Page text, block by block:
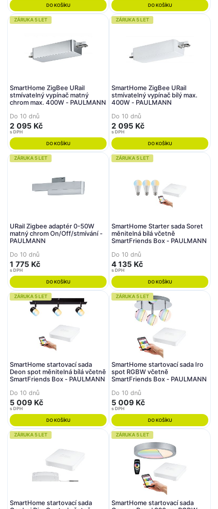
DO KOŠÍKU DO KOŠÍKU
ZÁRUKA 5 LET
SmartHome ZigBee URail
stmívatelný vypínač matný
chrom max. 400W - PAULMANN
Do 10 dnů
2 095 Kč
s DPH
DO KOŠÍKU
ZÁRUKA 5 LET
SmartHome ZigBee URail
stmívatelný vypínač bílý max.
400W - PAULMANN
Do 10 dnů
2 095 Kč
s DPH
DO KOŠÍKU
ZÁRUKA 5 LET
URail Zigbee adaptér 0-50W
matný chrom On/Off/stmívání -
PAULMANN
Do 10 dnů
1 775 Kč
s DPH
DO KOŠÍKU
ZÁRUKA 5 LET
SmartHome Starter sada Soret
měnitelná bílá včetně
SmartFriends Box - PAULMANN
Do 10 dnů
4 135 Kč
s DPH
DO KOŠÍKU
ZÁRUKA 5 LET
SmartHome startovací sada
Deon spot měnitelná bílá včetně
SmartFriends Box - PAULMANN
Do 10 dnů
5 009 Kč
s DPH
DO KOŠÍKU
ZÁRUKA 5 LET
SmartHome startovací sada Iro
spot RGBW včetně
SmartFriends Box - PAULMANN
Do 10 dnů
5 009 Kč
s DPH
DO KOŠÍKU
ZÁRUKA 5 LET
SmartHome startovací sada
ZÁRUKA 5 LET
SmartHome startovací sada